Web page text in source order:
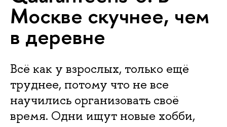
Москве скучнее, чем
в деревне
Всё как у взрослых, только ещё
труднее, потому что не все
научились организовать своё
время. Одни ищут новые хобби,